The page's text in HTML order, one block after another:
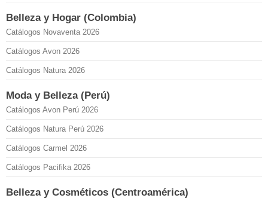
Belleza y Hogar (Colombia)
Catálogos Novaventa 2026
Catálogos Avon 2026
Catálogos Natura 2026
Moda y Belleza (Perú)
Catálogos Avon Perú 2026
Catálogos Natura Perú 2026
Catálogos Carmel 2026
Catálogos Pacifika 2026
Belleza y Cosméticos (Centroamérica)